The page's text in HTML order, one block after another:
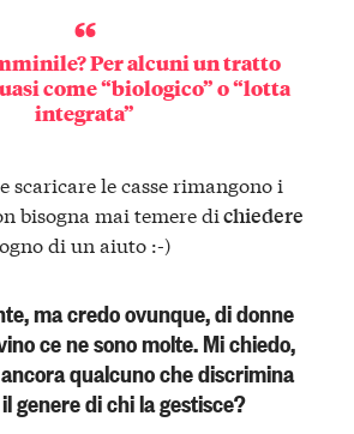
Per alcuni un tratto
come “biologico” o “lotta
integrata”
scaricare le casse rimangono i
bisogna mai temere dichiedere
di un aiuto :-)
ma credo ovunque, di donne
ce ne sono molte. Mi chiedo,
qualcuno che discrimina
genere di chi la gestisce?